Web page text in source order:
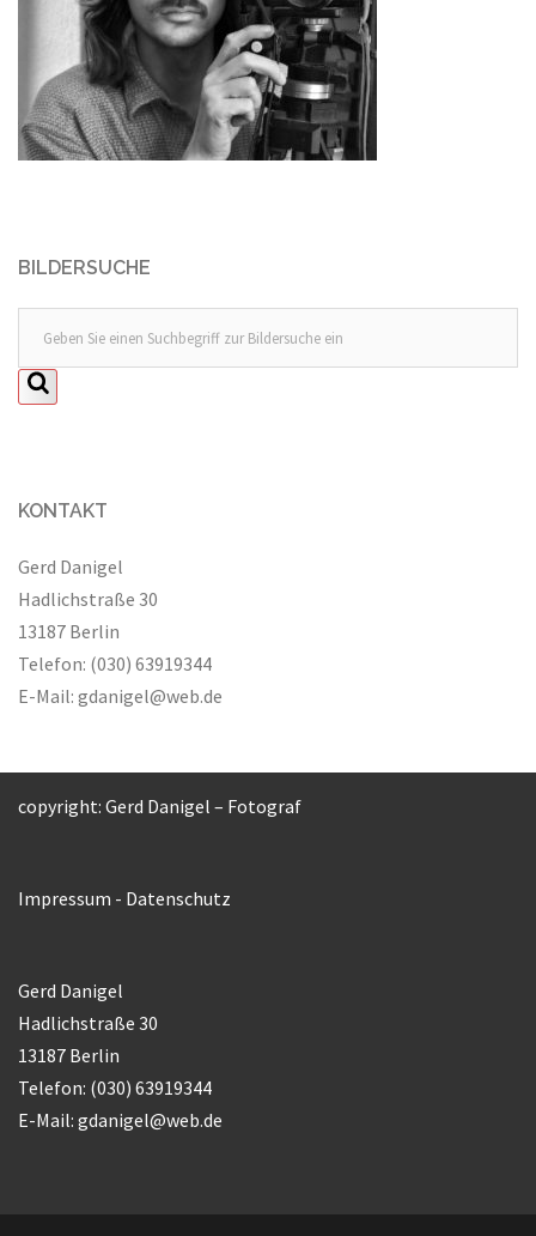
BILDERSUCHE
KONTAKT
Gerd Danigel
Hadlichstraße 30
13187 Berlin
Telefon: (030) 63919344
E-Mail: gdanigel@web.de
copyright: Gerd Danigel – Fotograf
Impressum - Datenschutz
Gerd Danigel
Hadlichstraße 30
13187 Berlin
Telefon: (030) 63919344
E-Mail: gdanigel@web.de